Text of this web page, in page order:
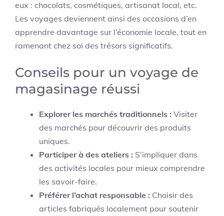
eux : chocolats, cosmétiques, artisanat local, etc.
Les voyages deviennent ainsi des occasions d’en
apprendre davantage sur l’économie locale, tout en
ramenant chez soi des trésors significatifs.
Conseils pour un voyage de
magasinage réussi
Explorer les marchés traditionnels : Visiter
des marchés pour découvrir des produits
uniques.
Participer à des ateliers : S’impliquer dans
des activités locales pour mieux comprendre
les savoir-faire.
Préférer l’achat responsable : Choisir des
articles fabriqués localement pour soutenir